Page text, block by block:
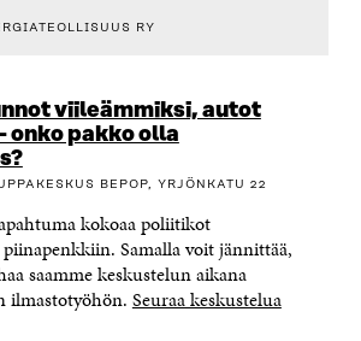
RY
viileämmiksi, autot
onko pakko olla
BEPOP, YRJÖNKATU 22
kokoaa poliitikot
Samalla voit jännittää,
saamme keskustelun aikana
ilmastotyöhön. Seuraa keskustelua